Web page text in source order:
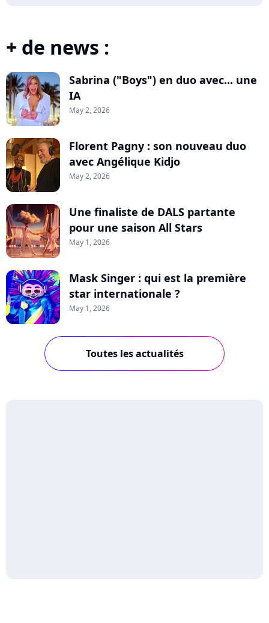
+ de news :
Sabrina ("Boys") en duo avec... une
IA
May 2, 2026
Florent Pagny : son nouveau duo
avec Angélique Kidjo
May 2, 2026
Une finaliste de DALS partante
pour une saison All Stars
May 1, 2026
Mask Singer : qui est la première
star internationale ?
May 1, 2026
Toutes les actualités